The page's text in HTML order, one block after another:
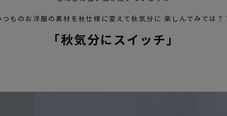
つものお洋服の素材を秋仕様に変えて秋気分に 楽しんでみては？
「秋気分にスイッチ」